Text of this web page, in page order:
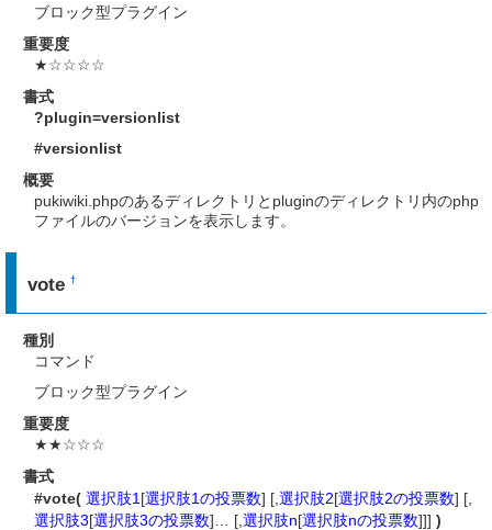
ブロック型プラグイン
重要度
★☆☆☆☆
書式
?plugin=versionlist
#versionlist
概要
pukiwiki.phpのあるディレクトリとpluginのディレクトリ内のphp
ファイルのバージョンを表示します。
vote†
種別
コマンド
ブロック型プラグイン
重要度
★★☆☆☆
書式
#vote( 選択肢1 [選択肢1の投票数] [, 選択肢2[選択肢2の投票数] [,
選択肢3[選択肢3の投票数]… [, 選択肢n[選択肢nの投票数]]] )